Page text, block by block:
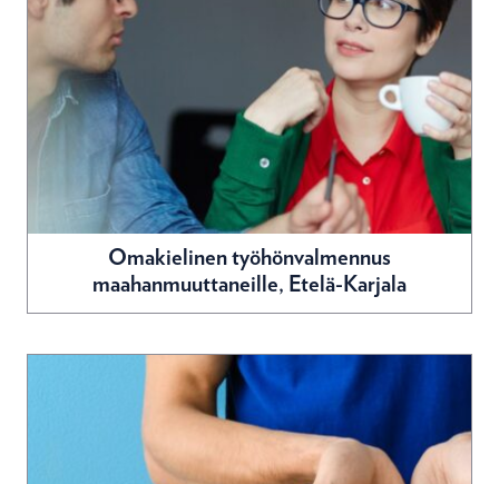
Omakielinen työhönvalmennus
maahanmuuttaneille, Etelä-Karjala